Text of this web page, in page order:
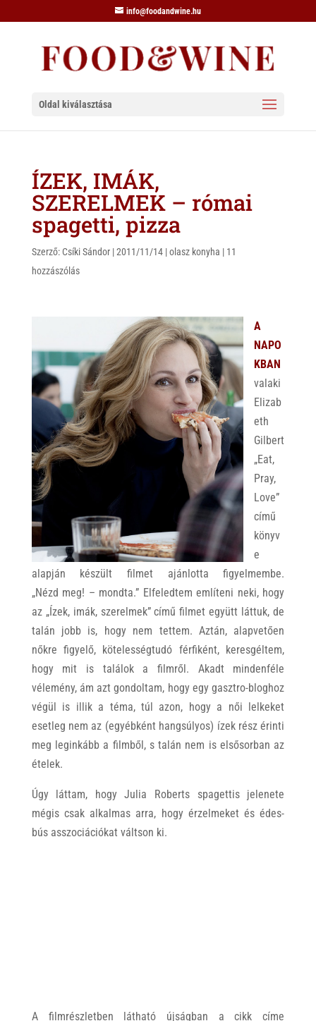
info@foodandwine.hu
Oldal kiválasztása
ÍZEK, IMÁK,
SZERELMEK – római
spagetti, pizza
Szerző: Csíki Sándor|2011/11/14|olasz konyha | 11
hozzászólás
A
NAPO
KBAN
valaki
Elizab
eth
Gilbert
„Eat,
Pray,
Love”
című
könyv
e
alapján készült filmet ajánlotta figyelmembe.
„Nézd meg! – mondta.” Elfeledtem említeni neki, hogy
az „Ízek, imák, szerelmek” című filmet együtt láttuk, de
talán jobb is, hogy nem tettem. Aztán, alapvetően
nőkre figyelő, kötelességtudó férfiként, keresgéltem,
hogy mit is találok a filmről. Akadt mindenféle
vélemény, ám azt gondoltam, hogy egy gasztro-bloghoz
végül is illik a téma, túl azon, hogy a női lelkeket
esetleg nem az (egyébként hangsúlyos) ízek rész érinti
meg leginkább a filmből, s talán nem is elsősorban az
ételek.
Úgy láttam, hogy Julia Roberts spagettis jelenete
mégis csak alkalmas arra, hogy érzelmeket és édes-
bús asszociációkat váltson ki.
A filmrészletben látható újságban a cikk címe